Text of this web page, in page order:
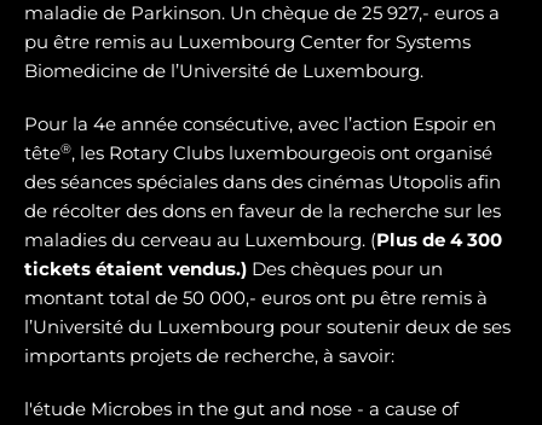
maladie de Parkinson. Un chèque de 25 927,- euros a
pu être remis au Luxembourg Center for Systems
Biomedicine de l’Université de Luxembourg.
Pour la 4e année consécutive, avec l’action Espoir en
tête®, les Rotary Clubs luxembourgeois ont organisé
des séances spéciales dans des cinémas Utopolis afin
de récolter des dons en faveur de la recherche sur les
maladies du cerveau au Luxembourg. (Plus de 4 300
tickets étaient vendus.) Des chèques pour un
montant total de 50 000,- euros ont pu être remis à
l’Université du Luxembourg pour soutenir deux de ses
importants projets de recherche, à savoir:
l'étude Microbes in the gut and nose - a cause of